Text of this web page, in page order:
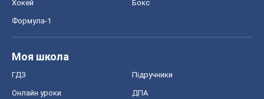
Хокей Бокс
Формула-1
Моя школа
ГДЗ Підручники
Онлайн уроки ДПА